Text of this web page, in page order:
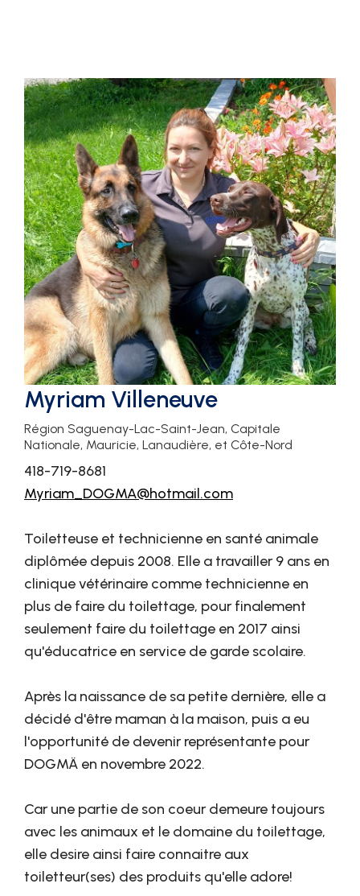
Myriam Villeneuve
Région Saguenay-Lac-Saint-Jean, Capitale
Nationale, Mauricie, Lanaudière, et Côte-Nord
418-719-8681
Myriam_DOGMA@hotmail.com
Toiletteuse et technicienne en santé animale
diplômée depuis 2008. Elle a travailler 9 ans en
clinique vétérinaire comme technicienne en
plus de faire du toilettage, pour finalement
seulement faire du toilettage en 2017 ainsi
qu'éducatrice en service de garde scolaire.
Après la naissance de sa petite dernière, elle a
décidé d'être maman à la maison, puis a eu
l'opportunité de devenir représentante pour
DOGMÄ en novembre 2022.
Car une partie de son coeur demeure toujours
avec les animaux et le domaine du toilettage,
elle desire ainsi faire connaitre aux
toiletteur(ses) des produits qu'elle adore!